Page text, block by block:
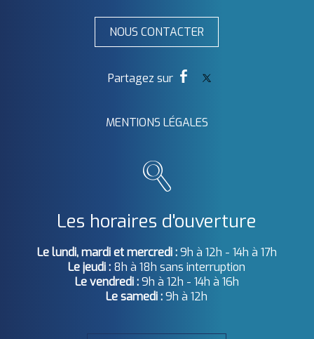
NOUS CONTACTER
MENTIONS LÉGALES
Les horaires d'ouverture
Le lundi, mardi et mercredi :9h à 12h - 14h à 17h
Le jeudi : 8h à 18h sans interruption
Le vendredi :9h à 12h - 14h à 16h
Le samedi :9h à 12h